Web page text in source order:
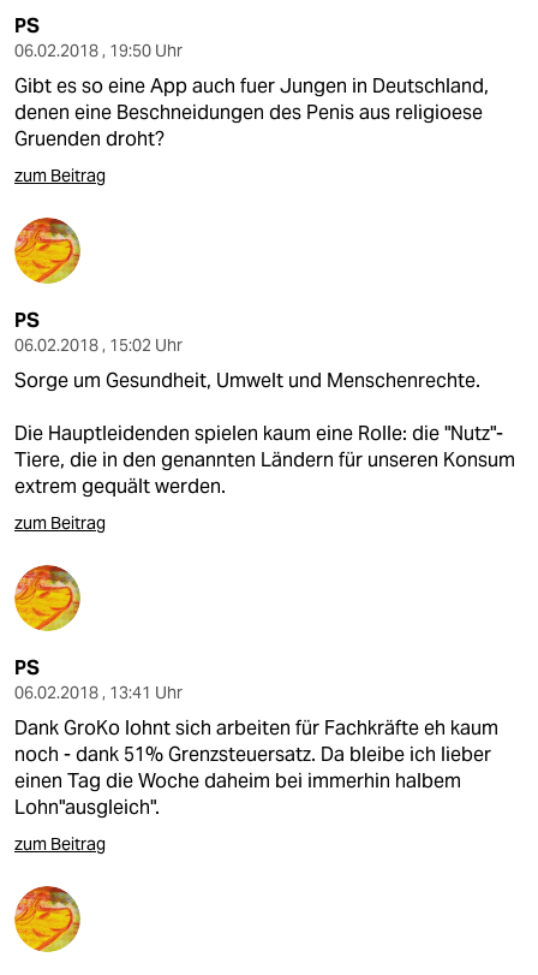
PS
06.02.2018 , 19:50 Uhr
Gibt es so eine App auch fuer Jungen in Deutschland,
denen eine Beschneidungen des Penis aus religioese
Gruenden droht?
zum Beitrag
PS
06.02.2018 , 15:02 Uhr
Sorge um Gesundheit, Umwelt und Menschenrechte.
Die Hauptleidenden spielen kaum eine Rolle: die "Nutz"-
Tiere, die in den genannten Ländern für unseren Konsum
extrem gequält werden.
zum Beitrag
PS
06.02.2018 , 13:41 Uhr
Dank GroKo lohnt sich arbeiten für Fachkräfte eh kaum
noch - dank 51% Grenzsteuersatz. Da bleibe ich lieber
einen Tag die Woche daheim bei immerhin halbem
Lohn"ausgleich".
zum Beitrag